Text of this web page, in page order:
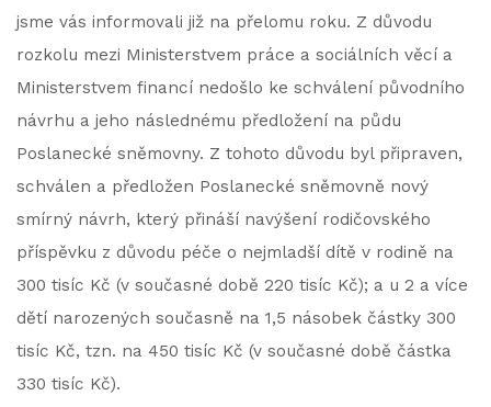
jsme vás informovali již na přelomu roku. Z důvodu
rozkolu mezi Ministerstvem práce a sociálních věcí a
Ministerstvem financí nedošlo ke schválení původního
návrhu a jeho následnému předložení na půdu
Poslanecké sněmovny. Z tohoto důvodu byl připraven,
schválen a předložen Poslanecké sněmovně nový
smírný návrh, který přináší navýšení rodičovského
příspěvku z důvodu péče o nejmladší dítě v rodině na
300 tisíc Kč (v současné době 220 tisíc Kč); a u 2 a více
dětí narozených současně na 1,5 násobek částky 300
tisíc Kč, tzn. na 450 tisíc Kč (v současné době částka
330 tisíc Kč).